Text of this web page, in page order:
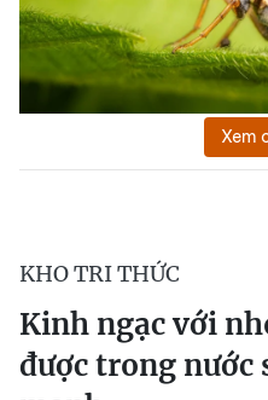
Xem
KHO TRI THỨC
Kinh ngạc với
được trong nước